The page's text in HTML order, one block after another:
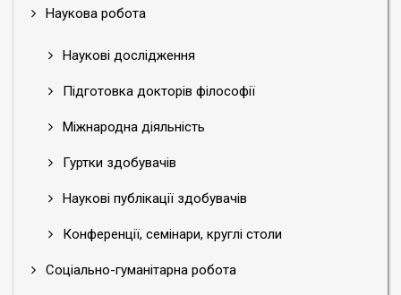
Наукова робота
Наукові дослідження
Підготовка докторів філософії
Міжнародна діяльність
Гуртки здобувачів
Наукові публікації здобувачів
Конференції, семінари, круглі столи
Соціально-гуманітарна робота